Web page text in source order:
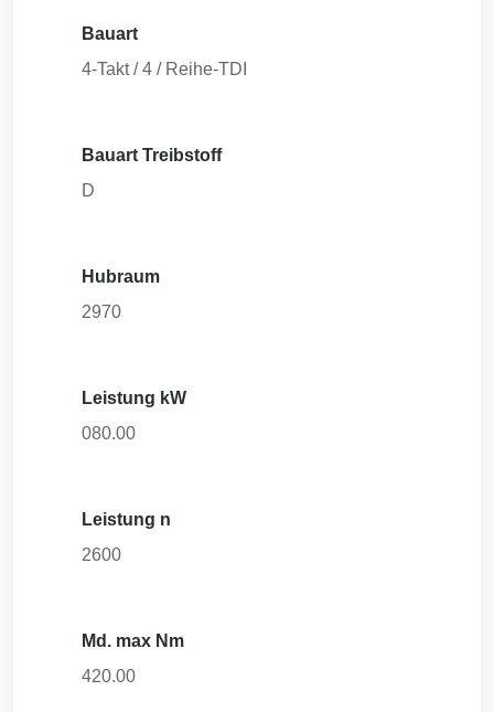
Bauart
4-Takt / 4 / Reihe-TDI
Bauart Treibstoff
D
Hubraum
2970
Leistung kW
080.00
Leistung n
2600
Md. max Nm
420.00